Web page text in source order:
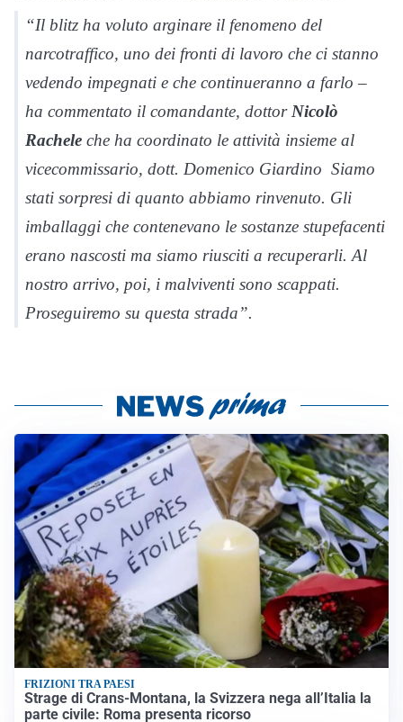
“Il blitz ha voluto arginare il fenomeno del
narcotraffico, uno dei fronti di lavoro che ci stanno
vedendo impegnati e che continueranno a farlo –
ha commentato il comandante, dottorNicolò
Rachele che ha coordinato le attività insieme al
vicecommissario, dott. Domenico Giardino Siamo
stati sorpresi di quanto abbiamo rinvenuto. Gli
imballaggi che contenevano le sostanze stupefacenti
erano nascosti ma siamo riusciti a recuperarli. Al
nostro arrivo, poi, i malviventi sono scappati.
Proseguiremo su questa strada”.
FRIZIONI TRA PAESI
Strage di Crans-Montana, la Svizzera nega all’Italia la
parte civile: Roma presenta ricorso